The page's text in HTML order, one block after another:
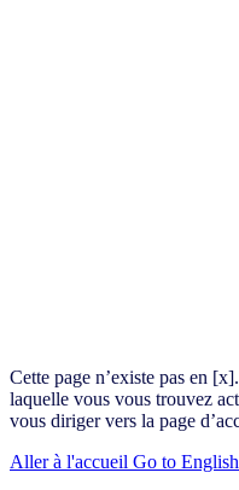
Cette page n’existe pas en
laquelle vous vous trouvez
vous diriger vers la page
Aller à l'accueil Go to